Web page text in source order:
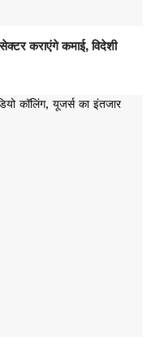
कराएंगे कमाई, विदेशी